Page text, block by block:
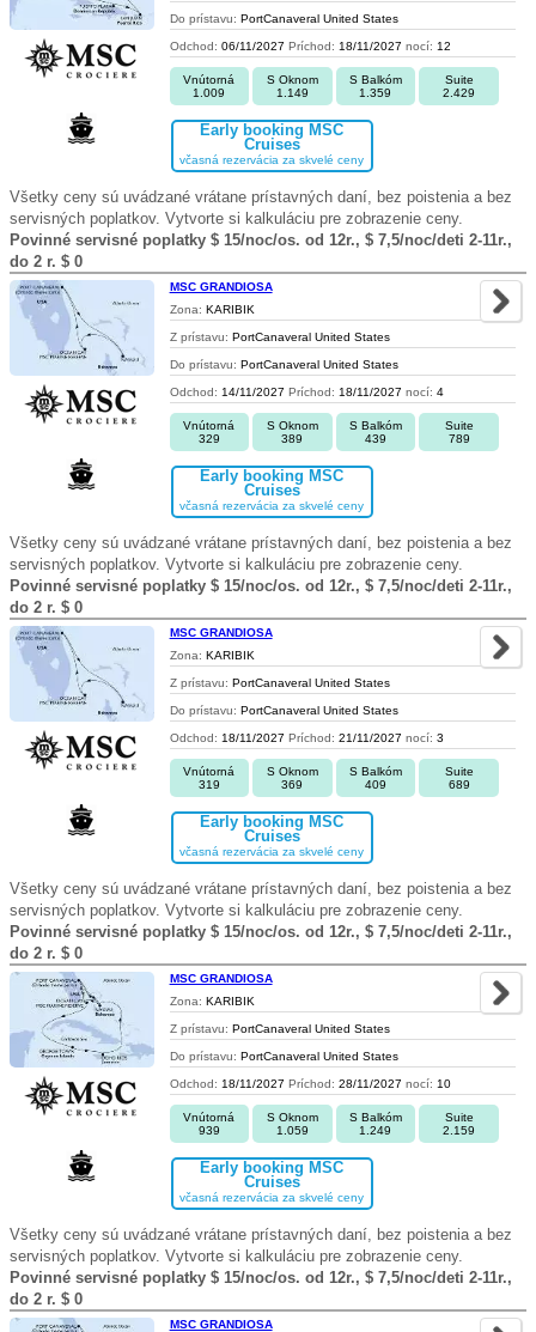
Do prístavu: PortCanaveral United States
Odchod: 06/11/2027 Príchod: 18/11/2027 nocí: 12
Vnútorná
1.009
S Oknom
1.149
S Balkóm
1.359
Suite
2.429
Early booking MSC
Cruises
včasná rezervácia za skvelé ceny
Všetky ceny sú uvádzané vrátane prístavných daní, bez poistenia a bez
servisných poplatkov. Vytvorte si kalkuláciu pre zobrazenie ceny.
Povinné servisné poplatky $ 15/noc/os. od 12r., $ 7,5/noc/deti 2-11r.,
do 2 r. $ 0
MSC GRANDIOSA
Zona: KARIBIK
Z prístavu: PortCanaveral United States
Do prístavu: PortCanaveral United States
Odchod: 14/11/2027 Príchod: 18/11/2027 nocí: 4
Vnútorná
329
S Oknom
389
S Balkóm
439
Suite
789
Early booking MSC
Cruises
včasná rezervácia za skvelé ceny
Všetky ceny sú uvádzané vrátane prístavných daní, bez poistenia a bez
servisných poplatkov. Vytvorte si kalkuláciu pre zobrazenie ceny.
Povinné servisné poplatky $ 15/noc/os. od 12r., $ 7,5/noc/deti 2-11r.,
do 2 r. $ 0
MSC GRANDIOSA
Zona: KARIBIK
Z prístavu: PortCanaveral United States
Do prístavu: PortCanaveral United States
Odchod: 18/11/2027 Príchod: 21/11/2027 nocí: 3
Vnútorná
319
S Oknom
369
S Balkóm
409
Suite
689
Early booking MSC
Cruises
včasná rezervácia za skvelé ceny
Všetky ceny sú uvádzané vrátane prístavných daní, bez poistenia a bez
servisných poplatkov. Vytvorte si kalkuláciu pre zobrazenie ceny.
Povinné servisné poplatky $ 15/noc/os. od 12r., $ 7,5/noc/deti 2-11r.,
do 2 r. $ 0
MSC GRANDIOSA
Zona: KARIBIK
Z prístavu: PortCanaveral United States
Do prístavu: PortCanaveral United States
Odchod: 18/11/2027 Príchod: 28/11/2027 nocí: 10
Vnútorná
939
S Oknom
1.059
S Balkóm
1.249
Suite
2.159
Early booking MSC
Cruises
včasná rezervácia za skvelé ceny
Všetky ceny sú uvádzané vrátane prístavných daní, bez poistenia a bez
servisných poplatkov. Vytvorte si kalkuláciu pre zobrazenie ceny.
Povinné servisné poplatky $ 15/noc/os. od 12r., $ 7,5/noc/deti 2-11r.,
do 2 r. $ 0
MSC GRANDIOSA